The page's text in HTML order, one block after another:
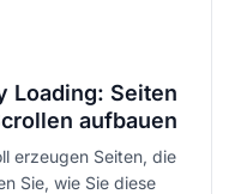
Loading: Seiten
aufbauen
erzeugen Seiten, die
Sie, wie Sie diese